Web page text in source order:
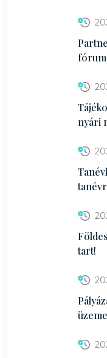
fórum
nyári
tart!